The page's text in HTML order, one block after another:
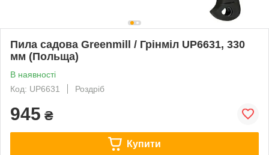
Пила садова Greenmill / Грінміл UP6631, 330
мм (Польща)
В наявності
Код: UP6631
Роздріб
945 ₴
Купити